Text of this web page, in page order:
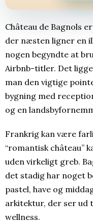
Château de Bagnols
der næsten ligner en
nogen begyndte at
Airbnb-titler. Det
man den vigtige
bygning med
og en
Frankrig kan være
“romantisk château”
uden virkeligt greb.
det stadig har noget
pastel, have og
arkitektur, der ser ud
wellness.